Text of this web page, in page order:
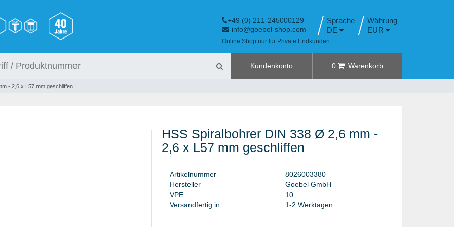
Sprache
DE
EUR
+49 (0) 211-245000129
info@goebel-shop.com
Online Shop nur für Private Endkunden
- 2,6 x L57 mm geschliffen
Kundenkonto 0 Warenkorb
HSS Spiralbohrer DIN 338 Ø 2,6 mm -
2,6 x L57 mm geschliffen
Artikelnummer 8026003380
Hersteller Goebel GmbH
VPE 10
Versandfertig in
1-2 Werktagen